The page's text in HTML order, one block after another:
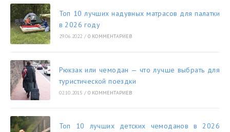
Топ 10 лучших надувных матрасов для палатки
в 2026 году
29.06.2022 / 0 КОММЕНТАРИЕВ
Рюкзак или чемодан — что лучше выбрать для
туристической поездки
02.10.2015 / 0 КОММЕНТАРИЕВ
Топ 10 лучших детских чемоданов в 2026